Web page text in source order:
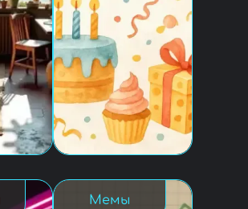
Мемы